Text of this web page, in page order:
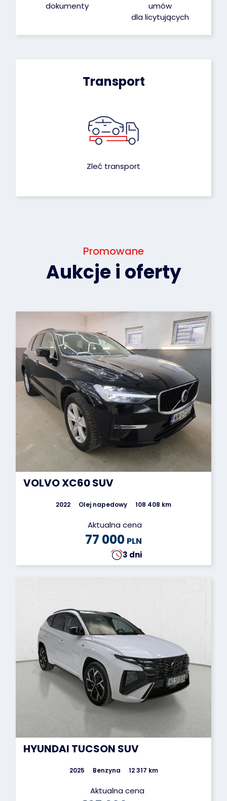
dokumenty
umów
dla licytujących
Transport
Zleć transport
Promowane
Aukcje i oferty
VOLVO XC60 SUV
2022 Olej napedowy 108 408 km
Aktualna cena
77 000 PLN
3 dni
HYUNDAI TUCSON SUV
2025 Benzyna 12 317 km
Aktualna cena